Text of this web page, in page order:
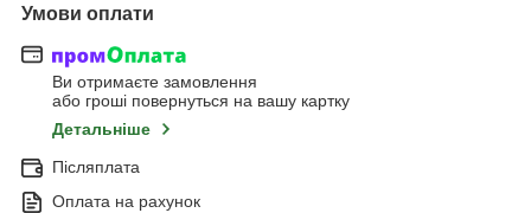
Умови оплати
Ви отримаєте замовлення
або гроші повернуться на вашу картку
Детальніше
Післяплата
Оплата на рахунок